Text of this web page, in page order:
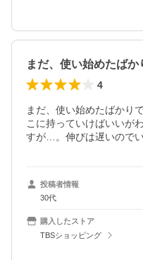
4
まだ、使い始めたばかり
こに持っていけばいいが
すが…。伸びは遅いのでい
投稿者情報
30代
購入したストア
TBSショッピング